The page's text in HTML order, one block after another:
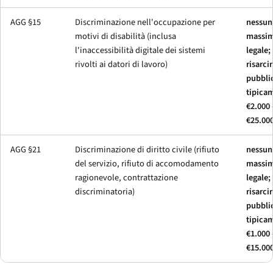
AGG §15
Discriminazione nell'occupazione per
motivi di disabilità (inclusa
l'inaccessibilità digitale dei sistemi
rivolti ai datori di lavoro)
nessun
legale;
€2.000
AGG §21
Discriminazione di diritto civile (rifiuto
del servizio, rifiuto di accomodamento
ragionevole, contrattazione
discriminatoria)
nessun
legale;
€1.000